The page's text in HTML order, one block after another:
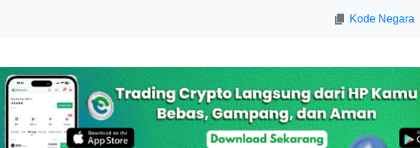
Kode Negara